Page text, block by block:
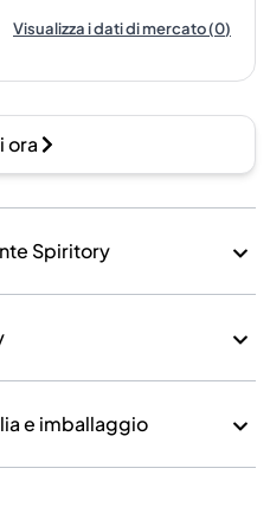
Visualizza i dati di mercato(0)
ora
Spiritory
e imballaggio